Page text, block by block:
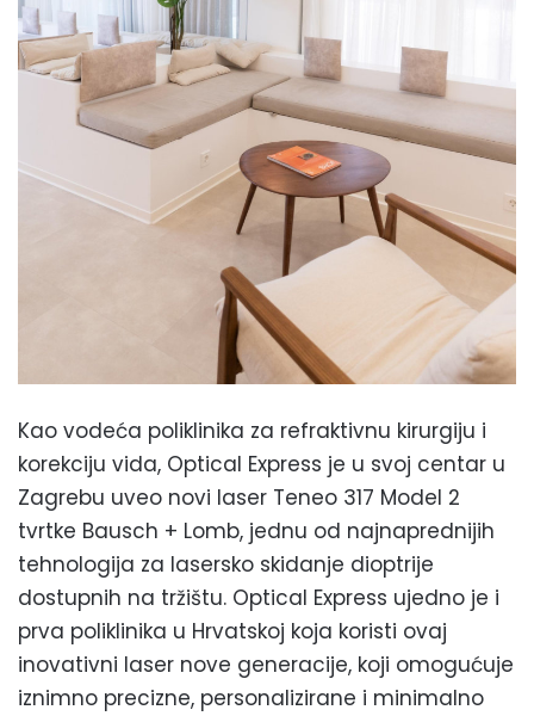
Kao vodeća poliklinika za refraktivnu kirurgiju i
korekciju vida, Optical Express je u svoj centar u
Zagrebu uveo novi laser Teneo 317 Model 2
tvrtke Bausch + Lomb, jednu od najnaprednijih
tehnologija za lasersko skidanje dioptrije
dostupnih na tržištu. Optical Express ujedno je i
prva poliklinika u Hrvatskoj koja koristi ovaj
inovativni laser nove generacije, koji omogućuje
iznimno precizne, personalizirane i minimalno